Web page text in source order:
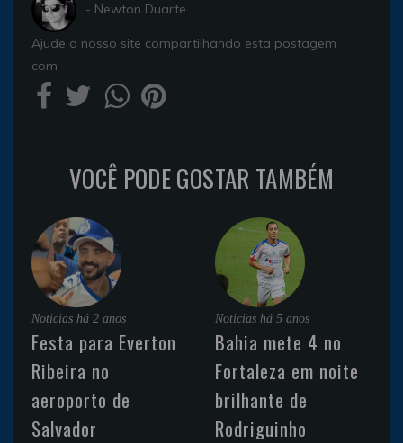
- Newton Duarte
Ajude o nosso site compartilhando esta postagem
com
VOCÊ PODE GOSTAR TAMBÉM
Noticias há 2 anos
Festa para Everton
Ribeira no
aeroporto de
Salvador
Noticias há 5 anos
Bahia mete 4 no
Fortaleza em noite
brilhante de
Rodriguinho